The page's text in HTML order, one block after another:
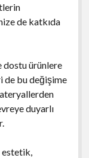
de katkıda
dostu ürünlere
de bu değişime
duyarlı
estetik,